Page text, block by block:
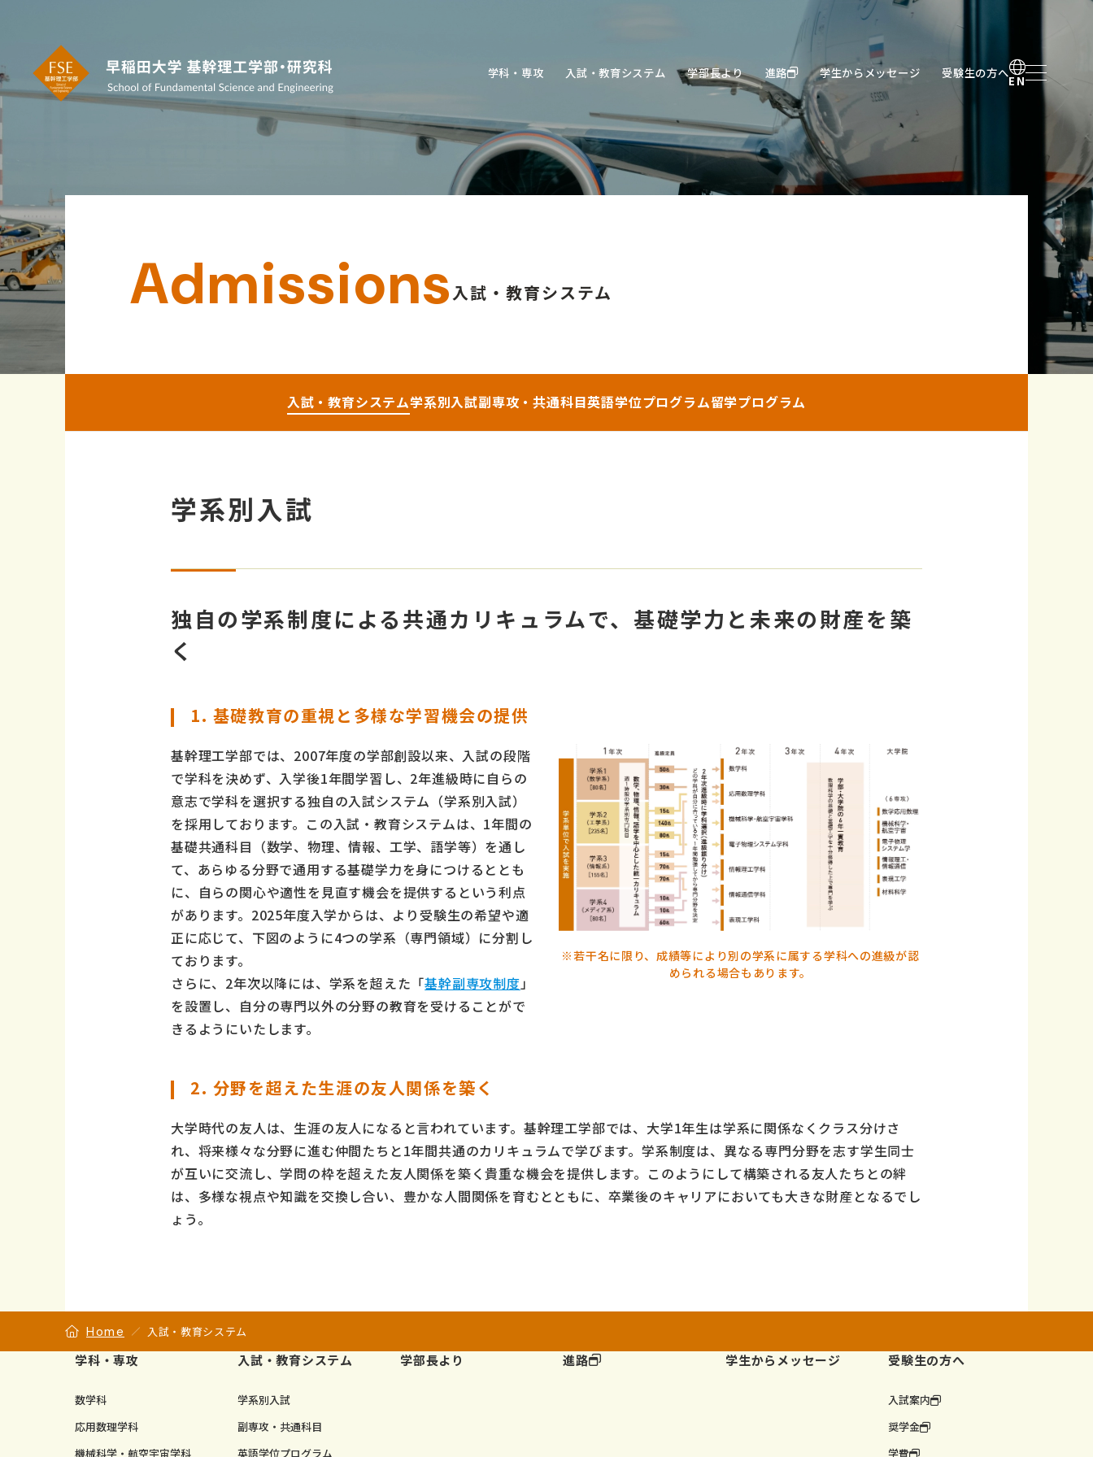
学科 ・ 専攻
入試 ・教育システム
学部長より
学部長より
進路
進路
学生からメッセージ
学
メッセ
受験生の方へ
Admissions入試・教育システム
学系別入試
独自の学系制度による共通カリキュラムで、基礎学力と未来の財産を築
く
1. 基礎教育の重視と多様な学習機会の提供
※若干名に限り、成績等により別の学系に属する学科への進級が認
められる場合もあります。
基幹理工学部では、2007年度の学部創設以来、入試の段階
で学科を決めず、入学後1年間学習し、2年進級時に自らの
意志で学科を選択する独自の入試システム（学系別入試）
を採用しております。この入試・教育システムは、1年間の
基礎共通科目（数学、物理、情報、工学、語学等）を通し
て、あらゆる分野で通用する基礎学力を身につけるととも
に、自らの関心や適性を見直す機会を提供するという利点
があります。2025年度入学からは、より受験生の希望や適
正に応じて、下図のように4つの学系（専門領域）に分割し
ております。
さらに、2年次以降には、学系を超えた「基幹副専攻制度」
を設置し、自分の専門以外の分野の教育を受けることがで
きるようにいたします。
2. 分野を超えた生涯の友人関係を築く
大学時代の友人は、生涯の友人になると言われています。基幹理工学部では、大学1年生は学系に関係なくクラス分けさ
れ、将来様々な分野に進む仲間たちと1年間共通のカリキュラムで学びます。学系制度は、異なる専門分野を志す学生同士
が互いに交流し、学問の枠を超えた友人関係を築く貴重な機会を提供します。このようにして構築される友人たちとの絆
は、多様な視点や知識を交換し合い、豊かな人間関係を育むとともに、卒業後のキャリアにおいても大きな財産となるでし
ょう。
入試・教育システム学系別入試副専攻・共通科目英語学位プログラム留学プログラム
Home 入試・教育システム
学科・専攻
数学科
応用数理学科
機械科学・航空宇宙学科
入試・教育システム
学系別入試
副専攻・共通科目
英語学位プログラム
学部長より 進路 学生からメッセージ 受験生の方へ
入試案内
奨学金
学費